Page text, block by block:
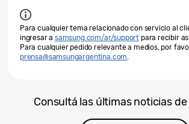
Para cualquier tema relacionado con servicio al
ingresar asamsung.com/ar/support para recibir
Para cualquier pedido relevante a medios, por
prensa@samsungargentina.com.
Consultá las últimas noticias